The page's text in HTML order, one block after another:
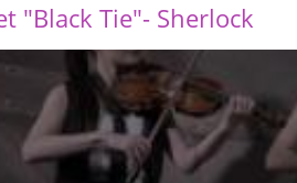
"Black Tie"- Sherlock